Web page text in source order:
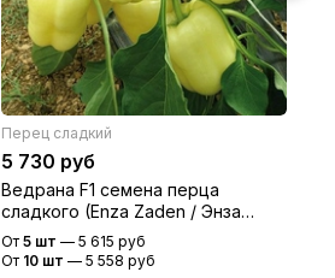
Перец сладкий
5 730 руб
Ведрана F1 семена перца
сладкого (Enza Zaden / Энза
Заден)
От5 шт —5 615 руб
От 10 шт —5 558 руб